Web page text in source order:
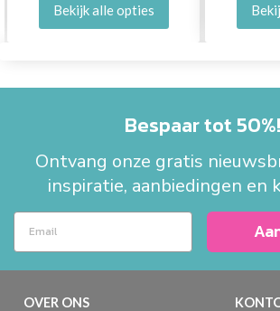
Bekijk alle opties
Bespaar tot 50%!
Ontvang onze gratis
inspiratie, aanbiedingen en
OVER ONS